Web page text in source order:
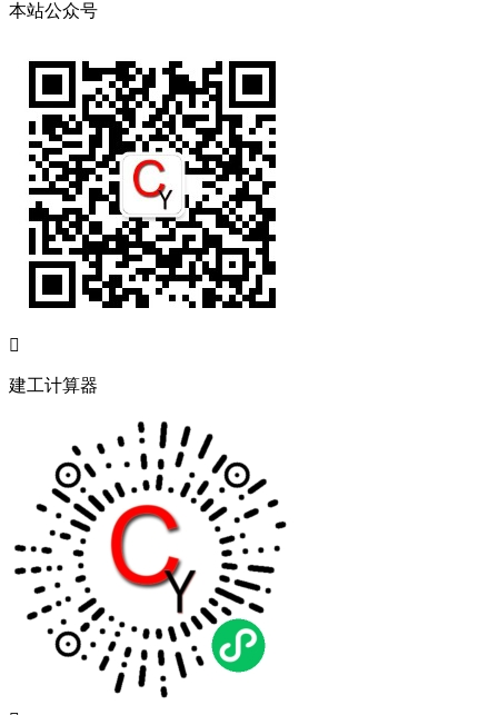
本站公众号

建工计算器